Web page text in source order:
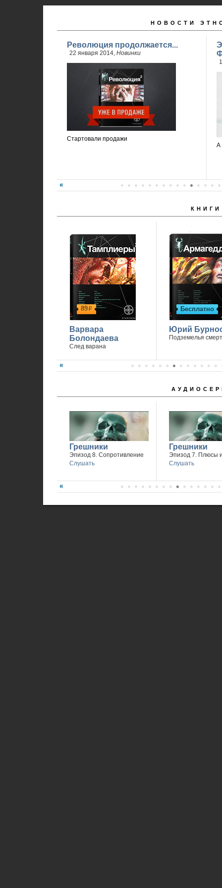
НОВОСТИ
Революция продолжается...
22 января 2014, Новинки
Стартовали продажи
А
КНИГИ
89р
Варвара
Болондаева
След варана
Бесплатно
Юрий
Подземелья
Грешники
Эпизод 8. Сопротивление
Слушать
Грешники
Эпизод 7. Плюсы
Слушать